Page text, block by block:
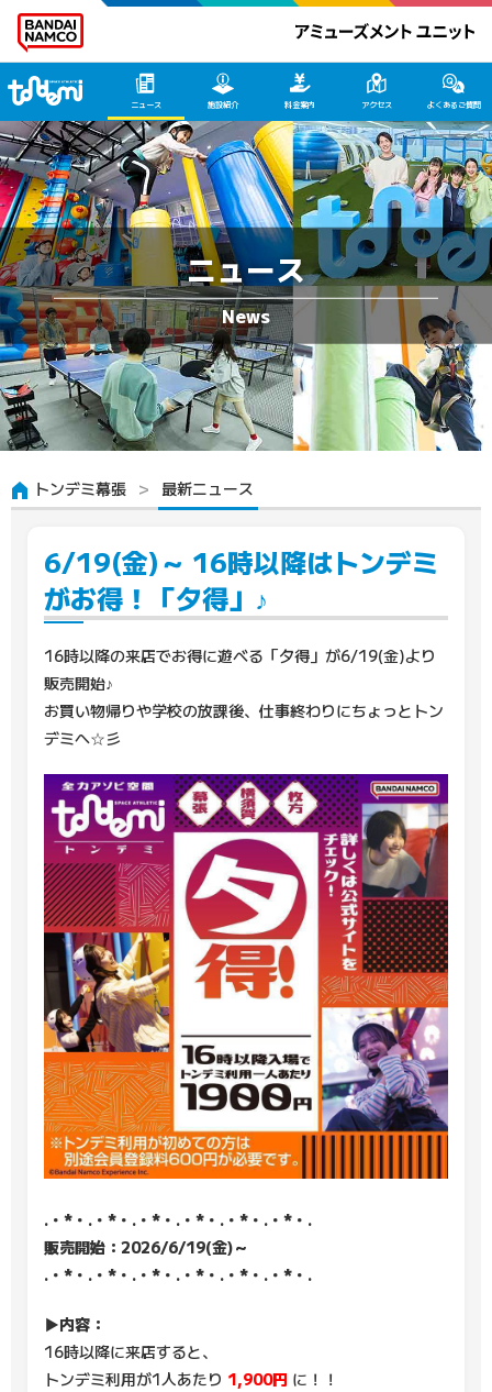
ニュース 施設紹介 料金案内 アクセス よくあるご質問
ニュース
トンデミ幕張 最新ニュース
6/19(金)～ 16時以降はトンデミ
がお得！「夕得」♪
16時以降の来店でお得に遊べる「夕得」が6/19(金)より
販売開始♪
お買い物帰りや学校の放課後、仕事終わりにちょっとトン
デミへ☆彡
.・*・.・*・.・*・.・*・.・*・.・*・.
販売開始：2026/6/19(金)～
.・*・.・*・.・*・.・*・.・*・.・*・.
▶内容：
16時以降に来店すると、
トンデミ利用が1人あたり 1,900円 に！！